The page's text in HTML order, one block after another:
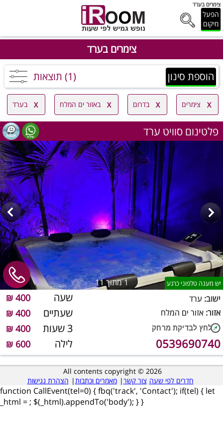
צימרים בערד
הפעל
מיקום
צימרים בערד
הוספת סינון (1) תוצאות
צימרים בדרום באזור ים המלח בערד
פלטינום סוויט ערד
1מתוך 11 יש מענה טלפוני כרגע
שעה 400 ₪
שעתיים 400 ₪
3 שעות 400 ₪
לילה 600 ₪
ישוב: ערד
אזור: אזור ים המלח
0539690740
All contents copyright © 2026
חדרים לפי שעה צור קשר| מאמרים וכתבות| הצהרת נגישות
function CallEvent(tel=0) { fbq('track', 'Contact'); if(tel) { let
_html = ; $(_html).appendTo('body'); } }